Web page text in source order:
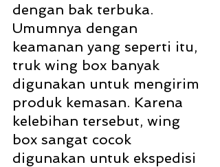
dengan bak terbuka.
Umumnya dengan
keamanan yang seperti itu,
truk wing box banyak
digunakan untuk mengirim
produk kemasan. Karena
kelebihan tersebut, wing
box sangat cocok
digunakan untuk ekspedisi